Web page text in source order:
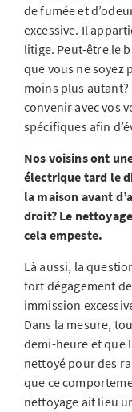
de fumée et
excessive. Il
litige. Peut-être le
que vous ne soyez
moins plus
convenir avec vos
spécifiques afin
Nos voisins ont
électrique tard le
la maison avant
droit? Le
cela empeste.
Là aussi, la
fort dégagement
immission
Dans la mesure,
demi-heure et que
nettoyé pour des
que ce
nettoyage ait lieu